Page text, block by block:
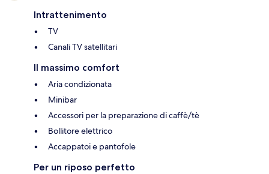
Intrattenimento
TV
Canali TV satellitari
Il massimo comfort
Aria condizionata
Minibar
Accessori per la preparazione di caffè/tè
Bollitore elettrico
Accappatoi e pantofole
Per un riposo perfetto